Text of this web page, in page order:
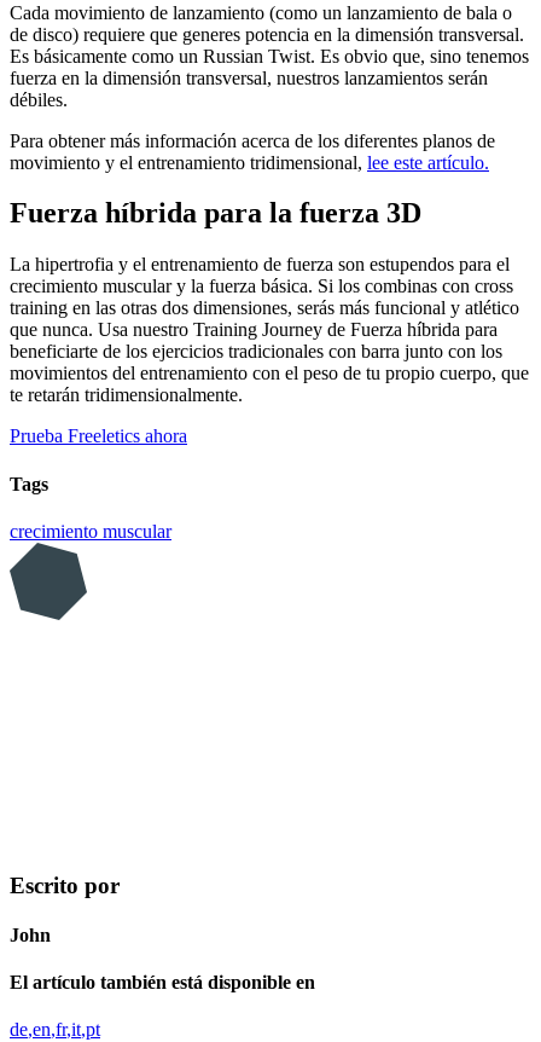
Cada movimiento de lanzamiento (como un lanzamiento de bala o
de disco) requiere que generes potencia en la dimensión transversal.
Es básicamente como un Russian Twist. Es obvio que, sino tenemos
fuerza en la dimensión transversal, nuestros lanzamientos serán
débiles.
Para obtener más información acerca de los diferentes planos de
movimiento y el entrenamiento tridimensional, lee este artículo.
Fuerza híbrida para la fuerza 3D
La hipertrofia y el entrenamiento de fuerza son estupendos para el
crecimiento muscular y la fuerza básica. Si los combinas con cross
training en las otras dos dimensiones, serás más funcional y atlético
que nunca. Usa nuestro Training Journey de Fuerza híbrida para
beneficiarte de los ejercicios tradicionales con barra junto con los
movimientos del entrenamiento con el peso de tu propio cuerpo, que
te retarán tridimensionalmente.
Prueba Freeletics ahora
Tags
crecimiento muscular
Escrito por
John
El artículo también está disponible en
de en fr it pt